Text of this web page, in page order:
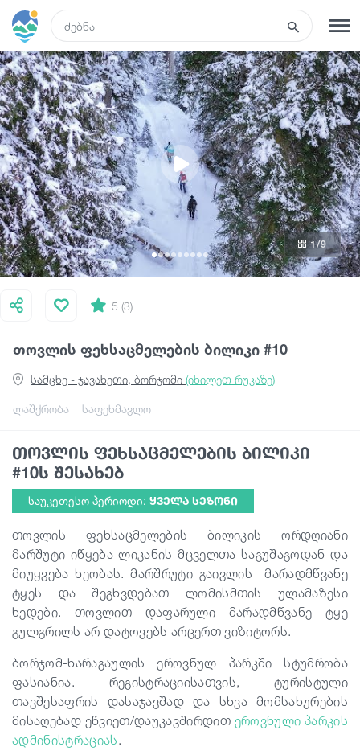
რეგისტრაცია შესვლა
რა ვნახოთ
ტურები
მარშრუტები
სასტუმროები
კვება და ღვინო
სტატიები
ტრანსპორტი
ივენთები
დაგეგმე მოგზაურობა
საქართველო
თოვლის ფეხსაცმელების ბილიკი #10
ლაშქრობა საფეხმავლო
სამცხე - ჯავახეთი, ბორჯომი (იხილეთ რუკაზე)
5 (3)
1/9
თოვლის ფეხსაცმელების ბილიკი
#10ს შესახებ
საუკეთესო პერიოდი: ᲧᲕᲔᲚᲐ ᲡᲔᲖᲝᲜᲘ
თოვლის ფეხსაცმელების ბილიკის ორდღიანი
მარშუტი იწყება ლიკანის მცველთა საგუშაგოდან და
მიუყვება ხეობას. მარშრუტი გაივლისმარადმწვანე
ტყეს და შეგხვდებათ ლომისმთის ულამაზესი
ხედები. თოვლით დაფარული მარადმწვანე ტყე
გულგრილს არ დატოვებს არცერთ ვიზიტორს.
ბორჯომ-ხარაგაულის ეროვნულ პარკში სტუმრობა
ფასიანია. რეგისტრაციისათვის, ტურისტული
თავშესაფრის დასაჯავშად და სხვა მომსახურების
მისაღებად ეწვიეთ/დაუკავშირდით ეროვნული პარკის
ადმინისტრაციას.